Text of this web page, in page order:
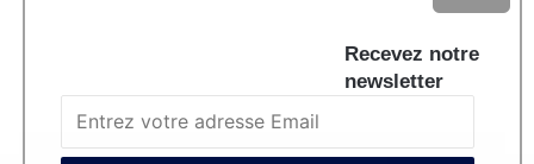
Recevez notre
newsletter